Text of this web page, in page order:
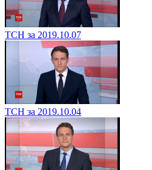
ТСН за 2019.10.07
ТСН за 2019.10.04